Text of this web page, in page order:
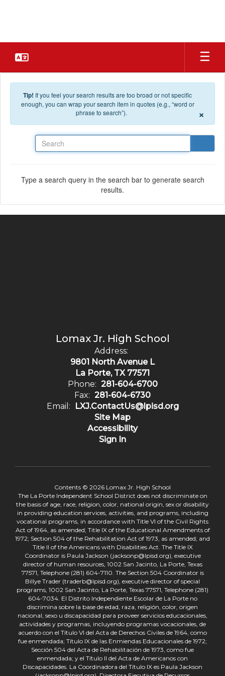
Tip! If you feel your search results are too broad or not specific
enough, you can wrap your search item in quotes (e.g., “word or
phrase to search”).
×
Type a search query in the search bar to generate search
results.
Lomax Jr. High School
Address:
9801 North Avenue L
La Porte, TX 77571
Phone: 281-604-6700
Fax: 281-604-6730
Email:
LXJ.ContactUs@lpisd.org
Site Map
Accessibility
Sign In
Contents © 2026 Lomax Jr. High School
The La Porte Independent School District does not discriminate on
the basis of age, race, religion, color, national origin, sex or disability
in providing education services, activities, and programs, including
vocational programs, in accordance with Title VI of the Civil Rights
Act of 1964, as amended; Title IX of the Educational Amendments of
1972; Section 504 of the Rehabilitation Act of 1973, as amended; and
Title II of the Americans with Disabilities Act. The Title IX
Coordinator is Paula Jackson (jacksonp@lpisd.org), executive
director of human resources, 1002 San Jacinto, La Porte, Texas
77571, Telephone (281) 604-7110. The Section 504 Coordinator is
Billye Trader (traderb@lpisd.org), executive director of special
programs, 1002 San Jacinto, La Porte, Texas 77571, Telephone (281)
604-7034. El Distrito Independiente Escolar de La Porte no
discrimina sobre la base de edad, raza, religión, color, origen
nacional, sexo u discapacidad para proveer servicios educacionales,
actividades y programas, incluyendo programas vocacionales, de
acuerdo con el Título VI del Acta de Derechos Civiles de 1964, como
fue enmendada; Título IX de las Enmiendas Educacionales de 1972;
Sección 504 del Acta de Rehabilitación de 1973, como fue
enmendada; y el Título II del Acta de Americanos con
Discapacidades. La Coordinadora del Título IX es Paula Jackson